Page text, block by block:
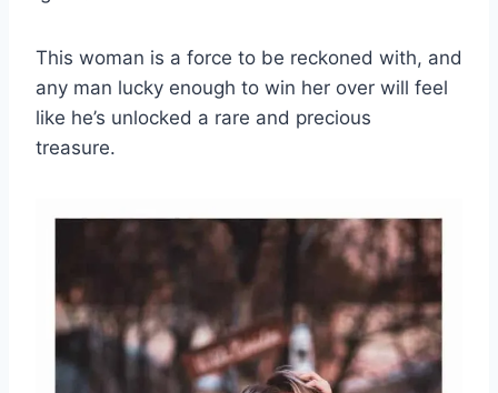
This woman is a force to be reckoned with, and
any man lucky enough to win her over will feel
like he’s unlocked a rare and precious
treasure.